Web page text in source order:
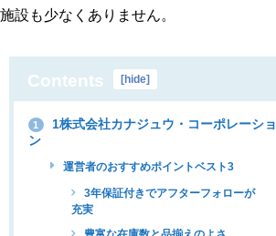
施設も少なくありません。
Contents [hide]
1
1株式会社カナジュウ・コーポレーショ
ン
運営者のおすすめポイントベスト3
3年保証付きでアフターフォローが
充実